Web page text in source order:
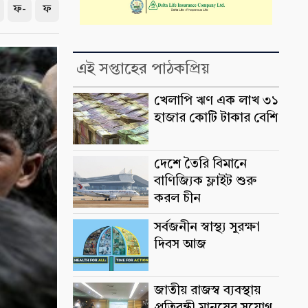
ফ- ফ
এই সপ্তাহের পাঠকপ্রিয়
খেলাপি ঋণ এক লাখ ৩১
হাজার কোটি টাকার বেশি
দেশে তৈরি বিমানে
বাণিজ্যিক ফ্লাইট শুরু
করল চীন
সর্বজনীন স্বাস্থ্য সুরক্ষা
দিবস আজ
জাতীয় রাজস্ব ব্যবস্থায়